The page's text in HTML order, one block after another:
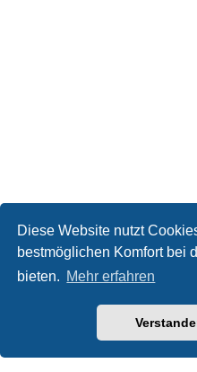
Diese Website nutzt
bestmöglichen Komfort bei
bieten. Mehr erfahren